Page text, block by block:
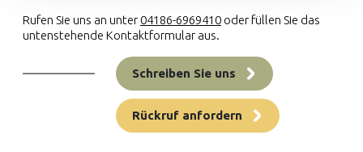
Rufen Sie uns an unter 04186-6969410 oder füllen Sie das
untenstehende Kontaktformular aus.
Schreiben Sie uns
Rückruf anfordern